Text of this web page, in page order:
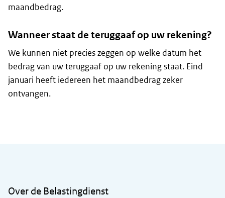
maandbedrag.
Wanneer staat de teruggaaf op uw rekening?
We kunnen niet precies zeggen op welke datum het
bedrag van uw teruggaaf op uw rekening staat. Eind
januari heeft iedereen het maandbedrag zeker
ontvangen.
Over de Belastingdienst